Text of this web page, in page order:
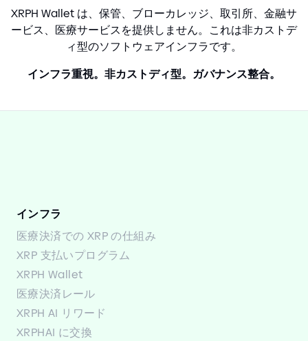
XRPH Wallet は、保管、ブローカレッジ、取引所、金融サ
ービス、医療サービスを提供しません。これは非カストデ
ィ型のソフトウェアインフラです。
インフラ重視。非カストディ型。ガバナンス整合。
インフラ
医療決済での XRP の仕組み
XRP 支払いプログラム
XRPH Wallet
医療決済レール
XRPH AI リワード
XRPHAI に交換